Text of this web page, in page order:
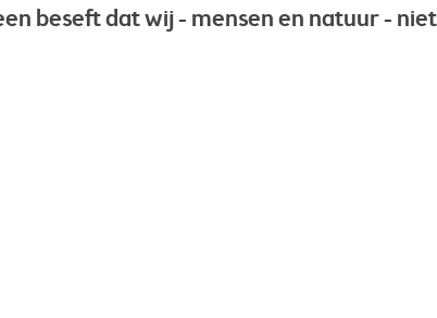
beseft dat wij - mensen en natuur -